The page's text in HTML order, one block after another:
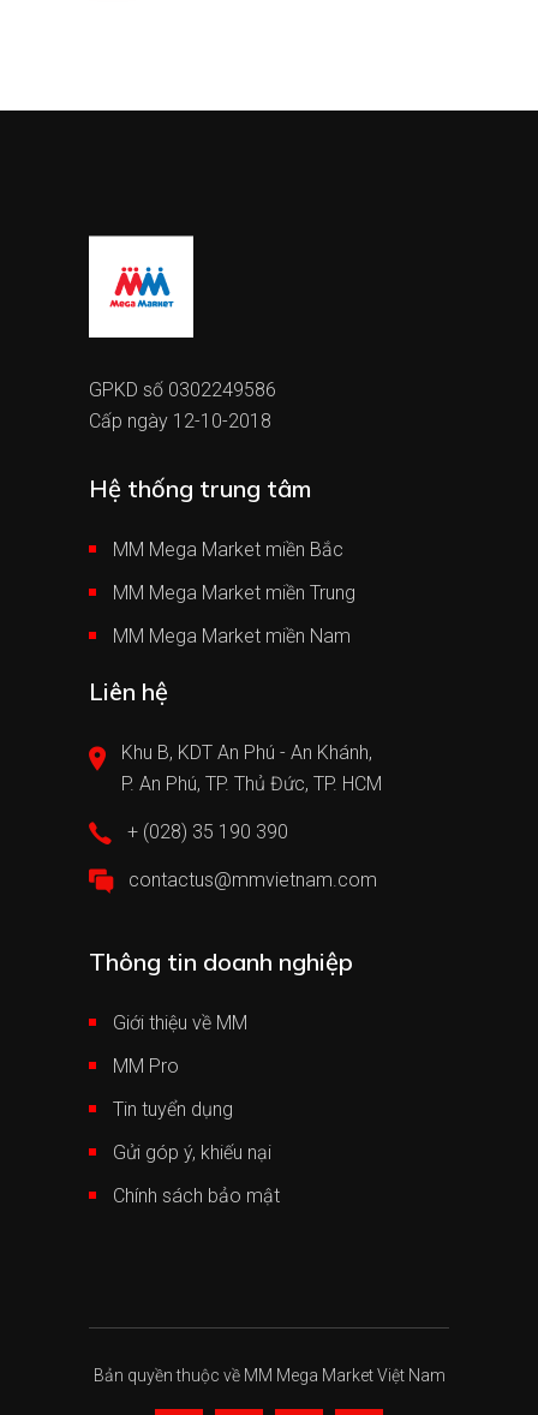
GPKD số 0302249586
Cấp ngày 12-10-2018
Hệ thống trung tâm
MM Mega Market miền Bắc
MM Mega Market miền Trung
MM Mega Market miền Nam
Liên hệ
Khu B, KDT An Phú - An Khánh,
P. An Phú, TP. Thủ Đức, TP. HCM
+ (028) 35 190 390
contactus@mmvietnam.com
Thông tin doanh nghiệp
Giới thiệu về MM
MM Pro
Tin tuyển dụng
Gửi góp ý, khiếu nại
Chính sách bảo mật
Bản quyền thuộc về MM Mega Market Việt Nam